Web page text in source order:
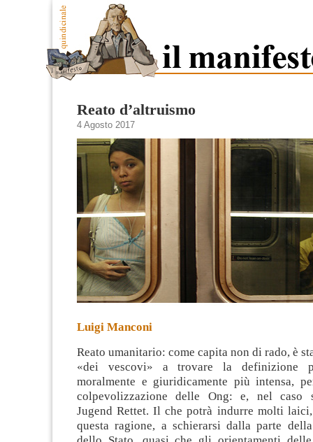
Reato d’altruismo
4 Agosto 2017
Luigi Manconi
Reato umanitario: come capita non di rado, è
«dei vescovi» a trovare la definizione
moralmente e giuridicamente più intensa,
colpevolizzazione delle Ong: e, nel caso
Jugend Rettet. Il che potrà indurre molti
questa ragione, a schierarsi dalla parte